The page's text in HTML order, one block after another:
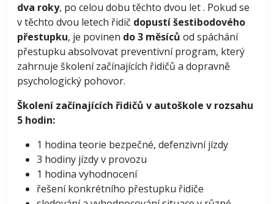
dva roky, po celou dobu těchto dvou let . Pokud se
v těchto dvou letech řidič dopustí šestibodového
přestupku, je povinen do 3 měsíců od spáchání
přestupku absolvovat preventivní program, který
zahrnuje školení začínajících řidičů a dopravně
psychologický pohovor.
Školení začínajících řidičů v autoškole v rozsahu
5 hodin:
1 hodina teorie bezpečné, defenzivní jízdy
3 hodiny jízdy v provozu
1 hodina vyhodnocení
řešení konkrétního přestupku řidiče